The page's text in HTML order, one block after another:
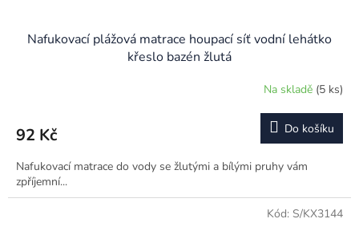
Nafukovací plážová matrace houpací síť vodní lehátko
křeslo bazén žlutá
je
z
5
hvězdiček.
Na skladě (5 ks)
92 Kč Do košíku
Nafukovací matrace do vody se žlutými a bílými pruhy vám
zpříjemní...
Kód: S/KX3144